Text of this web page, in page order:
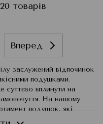
товарів
Вперед
заслужений відпочинок
подушками.
вплинути на
На нашому
подушок, які